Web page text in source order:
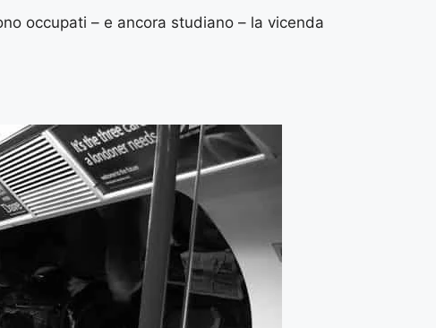
occupati – e ancora studiano – la vicenda